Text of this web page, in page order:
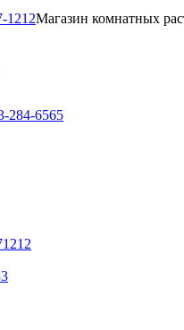
1212Магазин комнатных
284-6565